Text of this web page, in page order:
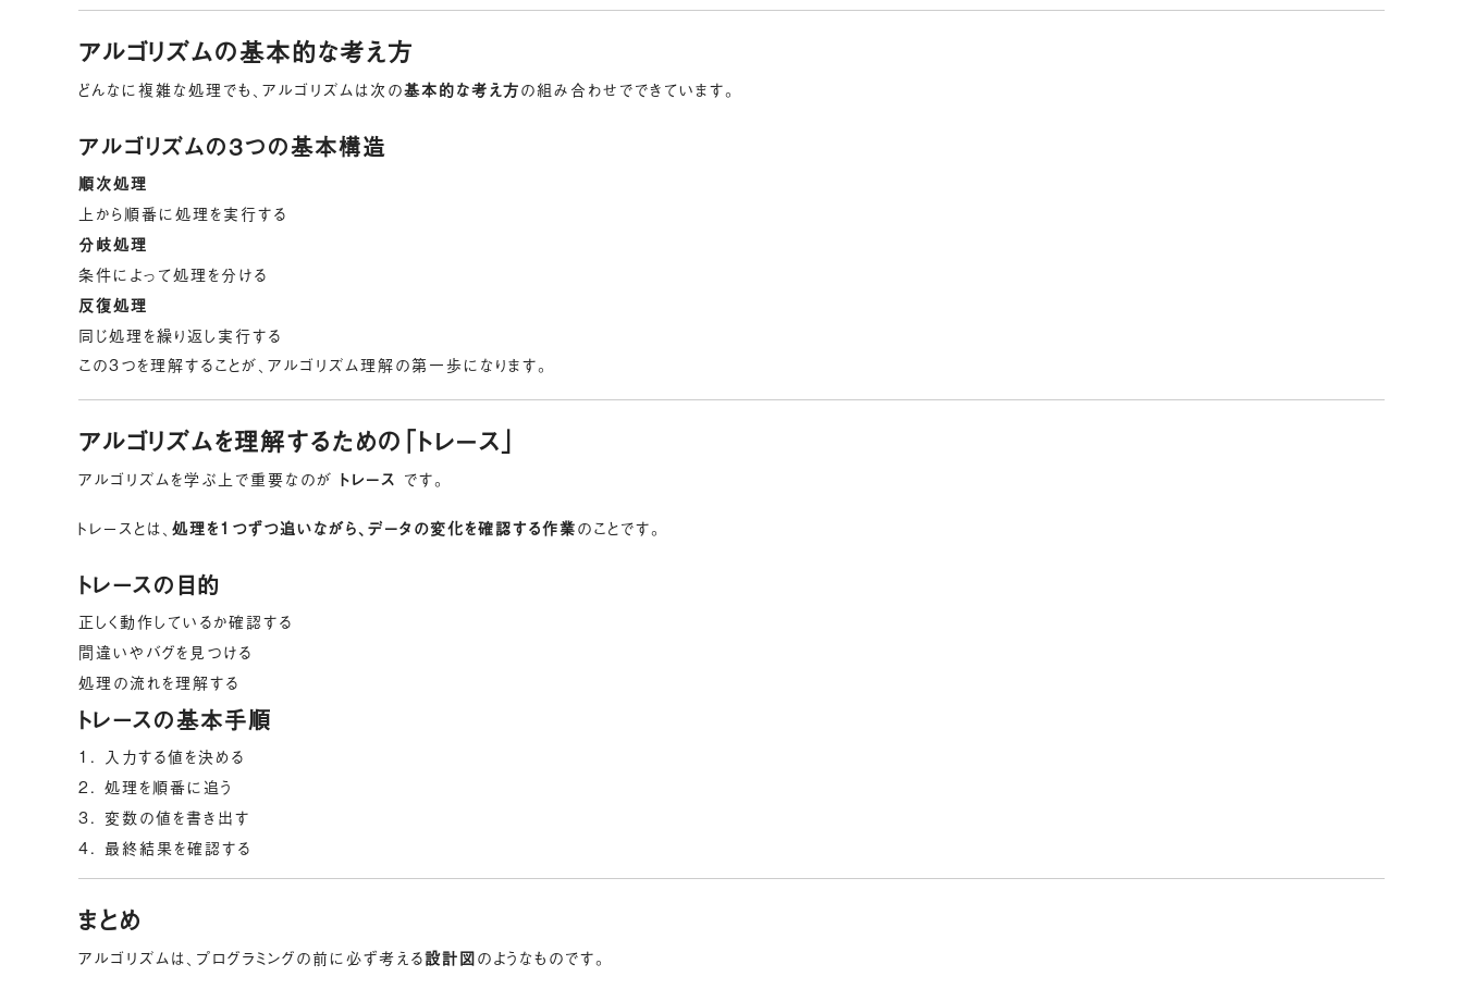
アルゴリズムの基本的な考え方
どんなに複雑な処理でも、アルゴリズムは次の基本的な考え方の組み合わせでできています。
アルゴリズムの3つの基本構造
順次処理
上から順番に処理を実行する
分岐処理
条件によって処理を分ける
反復処理
同じ処理を繰り返し実行する
この3つを理解することが、アルゴリズム理解の第一歩になります。
アルゴリズムを理解するための「トレース」
アルゴリズムを学ぶ上で重要なのが トレース です。
トレースとは、 処理を1つずつ追いながら、データの変化を確認する作業のことです。
トレースの目的
正しく動作しているか確認する
間違いやバグを見つける
処理の流れを理解する
トレースの基本手順
入力する値を決める
処理を順番に追う
変数の値を書き出す
最終結果を確認する
まとめ
アルゴリズムは、プログラミングの前に必ず考える設計図のようなものです。